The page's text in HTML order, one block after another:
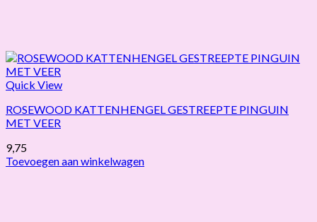
Quick View
ROSEWOOD KATTENHENGEL GESTREEPTE PINGUIN
MET VEER
9,75
Toevoegen aan winkelwagen